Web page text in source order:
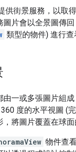
供街景服務，以取
圖片會以全景圖傳
類型的物件) 進行查
由一或多張圖片組
度的水平視圖 (
將圖片覆蓋在球面
物件查